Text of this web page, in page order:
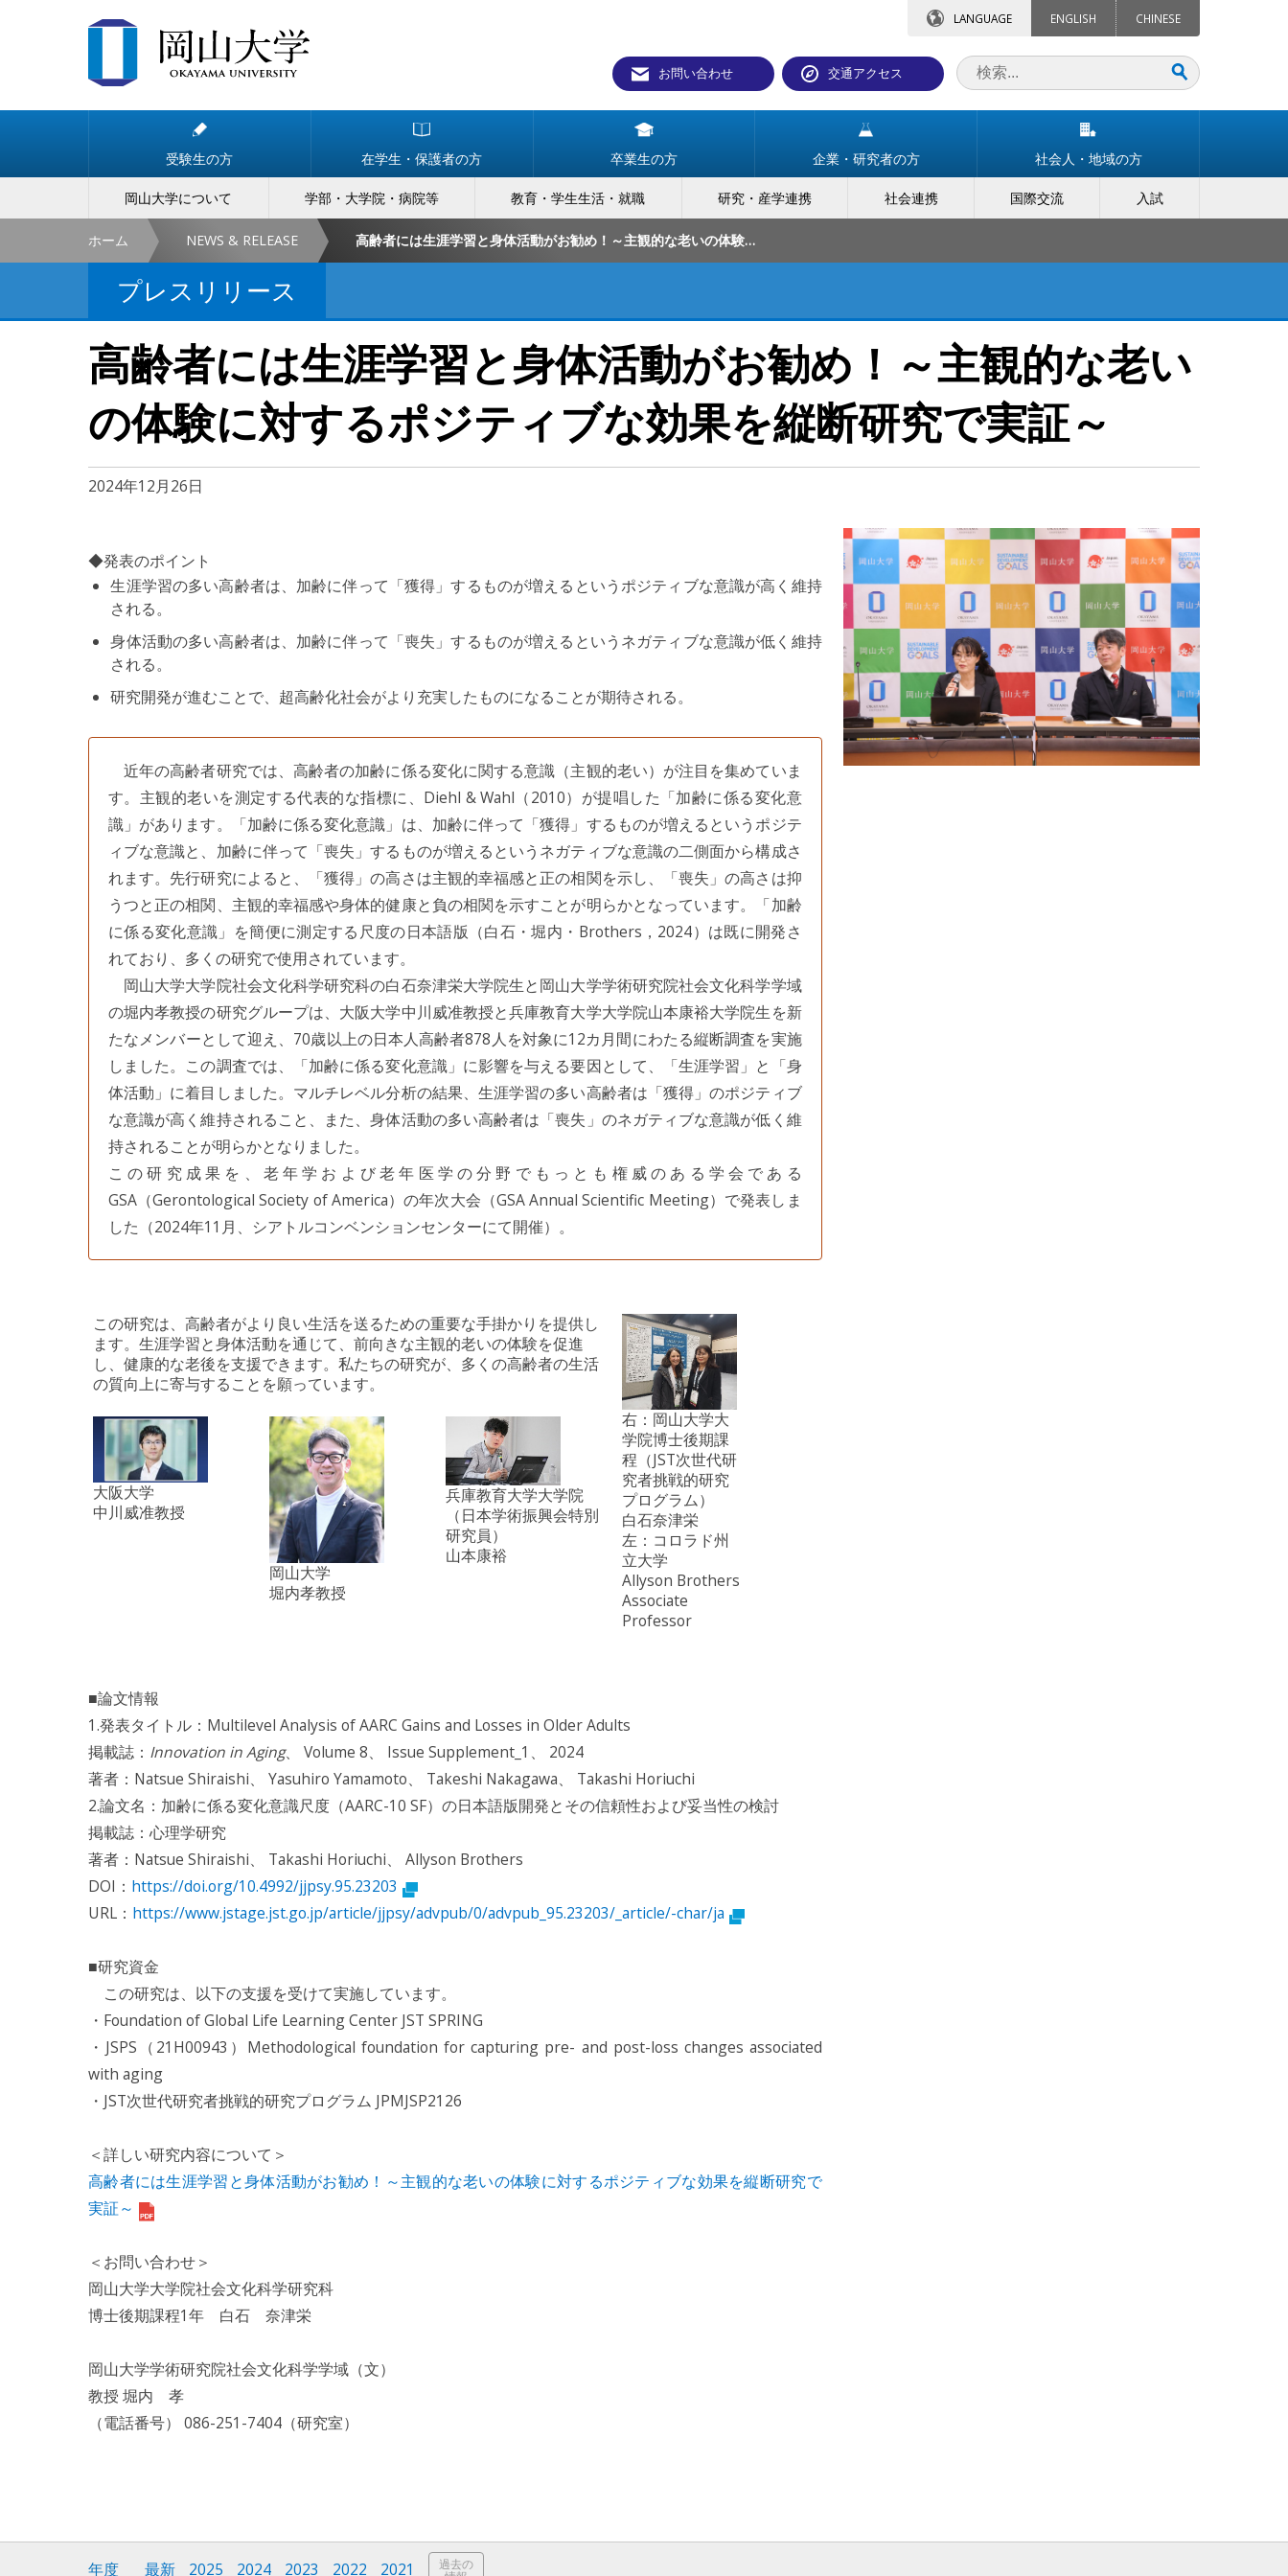
LANGUAGE ENGLISH CHINESE
お問い合わせ 交通アクセス
受験生の方 在学生・保護者の方 卒業生の方 企業・研究者の方 社会人・地域の方
岡山大学について 学部・大学院・病院等 教育・学生生活・就職 研究・産学連携 社会連携 国際交流 入試
ホーム NEWS & RELEASE 高齢者には生涯学習と身体活動がお勧め！～主観的な老いの体験に対するポジティブな効果を縦断研究で実証～
プレスリリース
高齢者には生涯学習と身体活動がお勧め！～主観的な老い
の体験に対するポジティブな効果を縦断研究で実証～
2024年12月26日
◆発表のポイント
生涯学習の多い高齢者は、加齢に伴って「獲得」するものが増えるというポジティブな意識が高く維持
される。
身体活動の多い高齢者は、加齢に伴って「喪失」するものが増えるというネガティブな意識が低く維持
される。
研究開発が進むことで、超高齢化社会がより充実したものになることが期待される。
近年の高齢者研究では、高齢者の加齢に係る変化に関する意識（主観的老い）が注目を集めていま
す。主観的老いを測定する代表的な指標に、Diehl & Wahl（2010）が提唱した「加齢に係る変化意
識」があります。「加齢に係る変化意識」は、加齢に伴って「獲得」するものが増えるというポジテ
ィブな意識と、加齢に伴って「喪失」するものが増えるというネガティブな意識の二側面から構成さ
れます。先行研究によると、「獲得」の高さは主観的幸福感と正の相関を示し、「喪失」の高さは抑
うつと正の相関、主観的幸福感や身体的健康と負の相関を示すことが明らかとなっています。「加齢
に係る変化意識」を簡便に測定する尺度の日本語版（白石・堀内・Brothers，2024）は既に開発さ
れており、多くの研究で使用されています。
岡山大学大学院社会文化科学研究科の白石奈津栄大学院生と岡山大学学術研究院社会文化科学学域
の堀内孝教授の研究グループは、大阪大学中川威准教授と兵庫教育大学大学院山本康裕大学院生を新
たなメンバーとして迎え、70歳以上の日本人高齢者878人を対象に12カ月間にわたる縦断調査を実施
しました。この調査では、「加齢に係る変化意識」に影響を与える要因として、「生涯学習」と「身
体活動」に着目しました。マルチレベル分析の結果、生涯学習の多い高齢者は「獲得」のポジティブ
な意識が高く維持されること、また、身体活動の多い高齢者は「喪失」のネガティブな意識が低く維
持されることが明らかとなりました。
この研究成果を、老年学および老年医学の分野でもっとも権威のある学会である
GSA（Gerontological Society of America）の年次大会（GSA Annual Scientific Meeting）で発表しま
した（2024年11月、シアトルコンベンションセンターにて開催）。
この研究は、高齢者がより良い生活を送るための重要な手掛かりを提供し
ます。生涯学習と身体活動を通じて、前向きな主観的老いの体験を促進
し、健康的な老後を支援できます。私たちの研究が、多くの高齢者の生活
の質向上に寄与することを願っています。
右：岡山大学大
学院博士後期課
程（JST次世代研
究者挑戦的研究
プログラム）
白石奈津栄
左：コロラド州
立大学
Allyson Brothers
Associate
Professor
大阪大学
中川威准教授
岡山大学
堀内孝教授
兵庫教育大学大学院
（日本学術振興会特別
研究員）
山本康裕
■論文情報
1.発表タイトル：Multilevel Analysis of AARC Gains and Losses in Older Adults
掲載誌： Innovation in Aging、 Volume 8、 Issue Supplement_1、 2024
著者：Natsue Shiraishi、 Yasuhiro Yamamoto、 Takeshi Nakagawa、 Takashi Horiuchi
2.論文名：加齢に係る変化意識尺度（AARC-10 SF）の日本語版開発とその信頼性および妥当性の検討
掲載誌：心理学研究
著者：Natsue Shiraishi、 Takashi Horiuchi、 Allyson Brothers
DOI： https://doi.org/10.4992/jjpsy.95.23203
URL： https://www.jstage.jst.go.jp/article/jjpsy/advpub/0/advpub_95.23203/_article/-char/ja
■研究資金
この研究は、以下の支援を受けて実施しています。
・Foundation of Global Life Learning Center JST SPRING
・JSPS（21H00943）Methodological foundation for capturing pre- and post-loss changes associated
with aging
・JST次世代研究者挑戦的研究プログラム JPMJSP2126
＜詳しい研究内容について＞
高齢者には生涯学習と身体活動がお勧め！～主観的な老いの体験に対するポジティブな効果を縦断研究で
実証～
＜お問い合わせ＞
岡山大学大学院社会文化科学研究科
博士後期課程1年 白石 奈津栄
岡山大学学術研究院社会文化科学学域（文）
教授 堀内 孝
（電話番号） 086-251-7404（研究室）
年度 最新 2025 2024 2023 2022 2021 過去の